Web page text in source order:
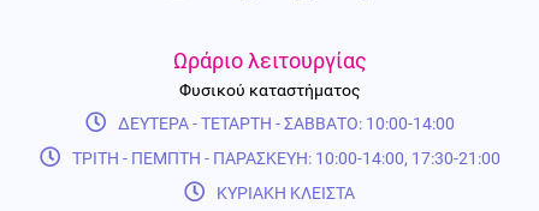
Ωράριο λειτουργίας
Φυσικού καταστήματος
ΔΕΥΤΕΡΑ - ΤΕΤΑΡΤΗ - ΣΑΒΒΑΤΟ: 10:00-14:00
ΤΡΙΤΗ - ΠΕΜΠΤΗ - ΠΑΡΑΣΚΕΥΗ: 10:00-14:00, 17:30-21:00
ΚΥΡΙΑΚΗ ΚΛΕΙΣΤΑ